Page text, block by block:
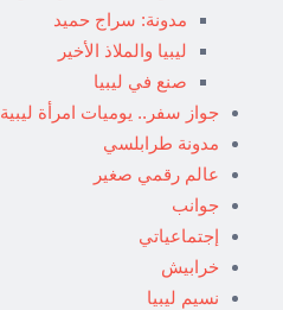
مدونة: سراج حميد
ليبيا والملاذ الأخير
صنع في ليبيا
جواز سفر.. يوميات امرأة ليبية
مدونة طرابلسي
عالم رقمي صغير
جوانب
إجتماعياتي
خرابيش
نسيم ليبيا